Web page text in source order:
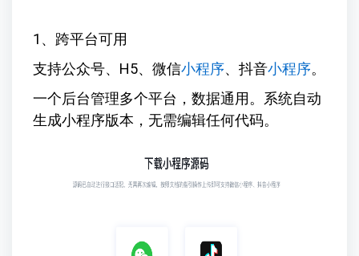
1、跨平台可用
支持公众号、H5、微信小程序、抖音小程序。
一个后台管理多个平台，数据通用。系统自动
生成小程序版本，无需编辑任何代码。